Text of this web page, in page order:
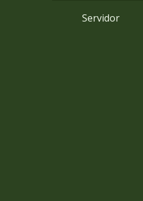
Servidor